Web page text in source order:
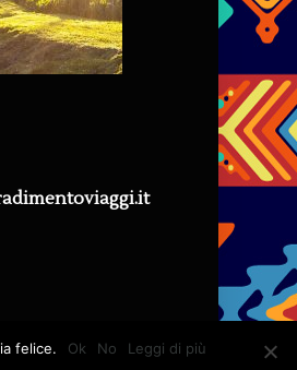
felice. Ok No Leggi di più